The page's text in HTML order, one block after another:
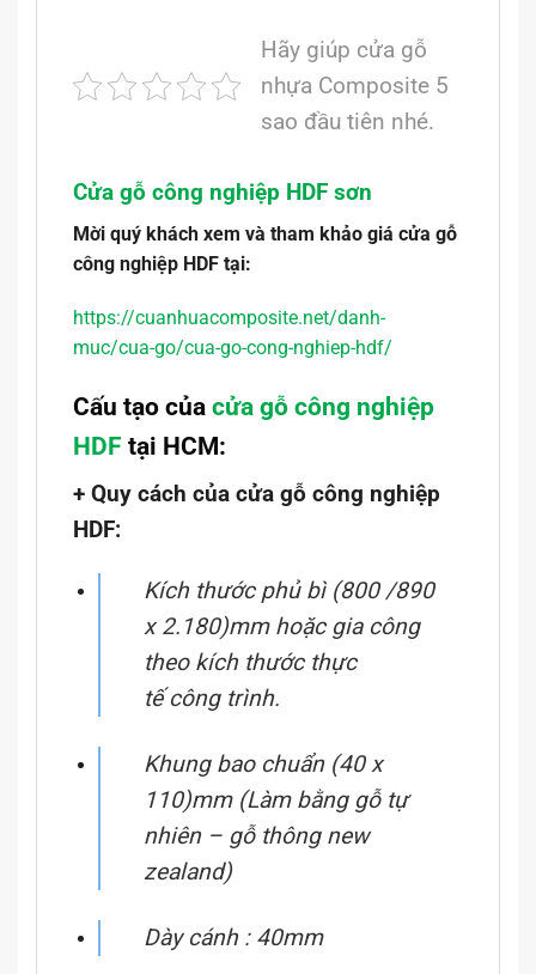
Hãy giúp cửa gỗ
nhựa Composite 5
sao đầu tiên nhé.
Cửa gỗ công nghiệp HDF sơn
Mời quý khách xem và tham khảo giá cửa gỗ
công nghiệp HDF tại:
https://cuanhuacomposite.net/danh-
muc/cua-go/cua-go-cong-nghiep-hdf/
Cấu tạo của cửa gỗ công nghiệp
HDF tại HCM:
+ Quy cách của cửa gỗ công nghiệp
HDF:
Kích thước phủ bì (800 /890
x 2.180)mm hoặc gia công
theo kích thước thực
tếcông trình.
Khung bao chuẩn (40 x
110)mm (Làm bằng gỗ tự
nhiên – gỗ thông new
zealand)
Dày cánh : 40mm